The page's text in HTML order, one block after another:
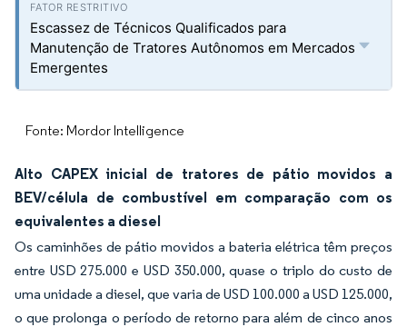
Escassez de Técnicos Qualificados para
Manutenção de Tratores Autônomos em Mercados
Emergentes
Fonte: Mordor Intelligence
Alto CAPEX inicial de tratores de pátio movidos a
BEV/célula de combustível em comparação com os
equivalentes a diesel
Os caminhões de pátio movidos a bateria elétrica têm preços
entre USD 275.000 e USD 350.000, quase o triplo do custo de
uma unidade a diesel, que varia de USD 100.000 a USD 125.000,
o que prolonga o período de retorno para além de cinco anos